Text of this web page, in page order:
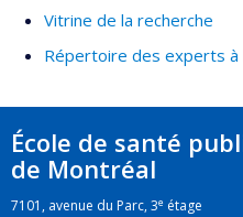
Vitrine de la recherche
Répertoire des experts à
École de santé
de Montréal
7101, avenue du Parc, 3e étage